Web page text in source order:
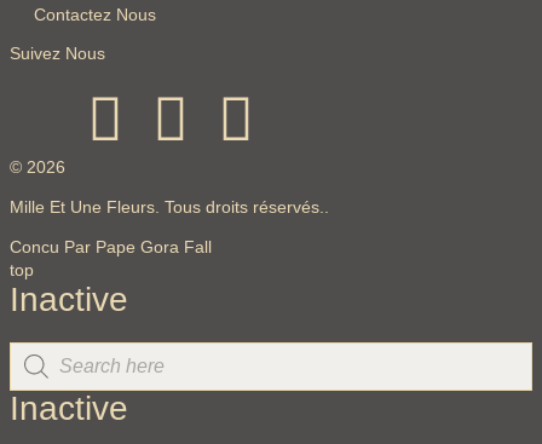
Contactez Nous
Suivez Nous
© 2026
Mille Et Une Fleurs. Tous droits réservés..
Concu Par Pape Gora Fall
top
Inactive
Inactive